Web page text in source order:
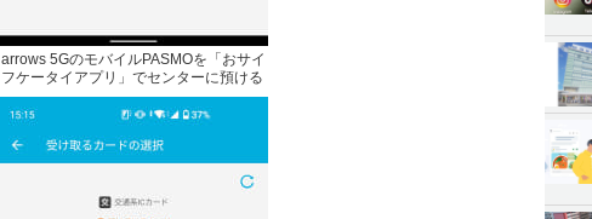
arrows 5GのモバイルPASMOを「おサイ
フケータイアプリ」でセンターに預ける